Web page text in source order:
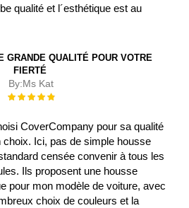
qualité et l´esthétique est au
GRANDE QUALITÉ POUR VOTRE
FIERTÉ
By:Ms Kat
Évaluation :
CoverCompany pour sa qualité
choix. Ici, pas de simple housse
censée convenir à tous les
Ils proposent une housse
pour mon modèle de voiture, avec
choix de couleurs et la